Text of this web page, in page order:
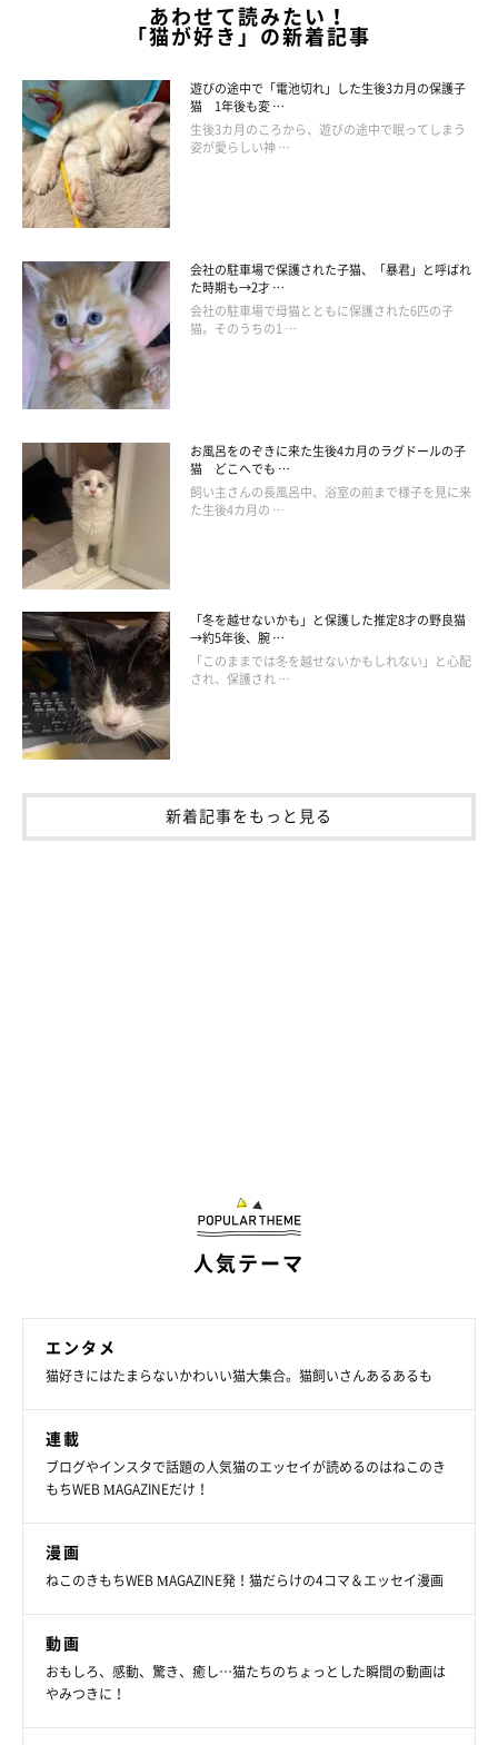
あわせて読みたい！
「猫が好き」の新着記事
遊びの途中で「電池切れ」した生後3カ月の保護子
猫 1年後も変 …
生後3カ月のころから、遊びの途中で眠ってしまう
姿が愛らしい神 …
会社の駐車場で保護された子猫、「暴君」と呼ばれ
た時期も→2才 …
会社の駐車場で母猫とともに保護された6匹の子
猫。そのうちの1 …
お風呂をのぞきに来た生後4カ月のラグドールの子
猫 どこへでも …
飼い主さんの長風呂中、浴室の前まで様子を見に来
た生後4カ月の …
「冬を越せないかも」と保護した推定8才の野良猫
→約5年後、腕 …
「このままでは冬を越せないかもしれない」と心配
され、保護され …
新着記事をもっと見る
人気テーマ
エンタメ
猫好きにはたまらないかわいい猫大集合。猫飼いさんあるあるも
連載
ブログやインスタで話題の人気猫のエッセイが読めるのはねこのき
もちWEB MAGAZINEだけ！
漫画
ねこのきもちWEB MAGAZINE発！猫だらけの4コマ＆エッセイ漫画
動画
おもしろ、感動、驚き、癒し…猫たちのちょっとした瞬間の動画は
やみつきに！